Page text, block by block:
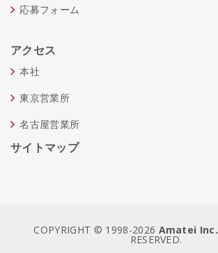
応募フォーム
アクセス
本社
東京営業所
名古屋営業所
サイトマップ
COPYRIGHT © 1998-2026 Amatei Inc.
RESERVED.